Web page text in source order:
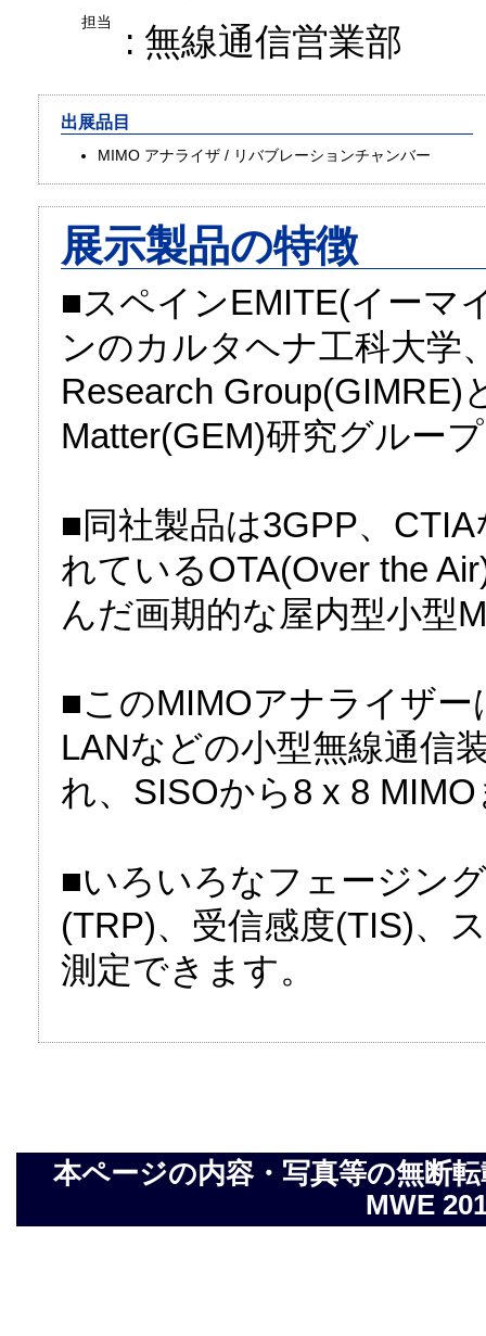
担当 : 無線通信営業部
出展品目
MIMO アナライザ / リバブレーションチャンバー
展示製品の特徴
■スペインEMITE(イーマ
ンのカルタヘナ工科大学
Research Group(GIMRE)
Matter(GEM)研究グルー
■同社製品は3GPP、
れているOTA(Over the
んだ画期的な屋内型小型
■このMIMOアナライザ
LANなどの小型無線通信
れ、SISOから8 x 8
■いろいろなフェージン
(TRP)、受信感度(TIS)、
測定できます。
本ページの内容・写真等の無断
MWE